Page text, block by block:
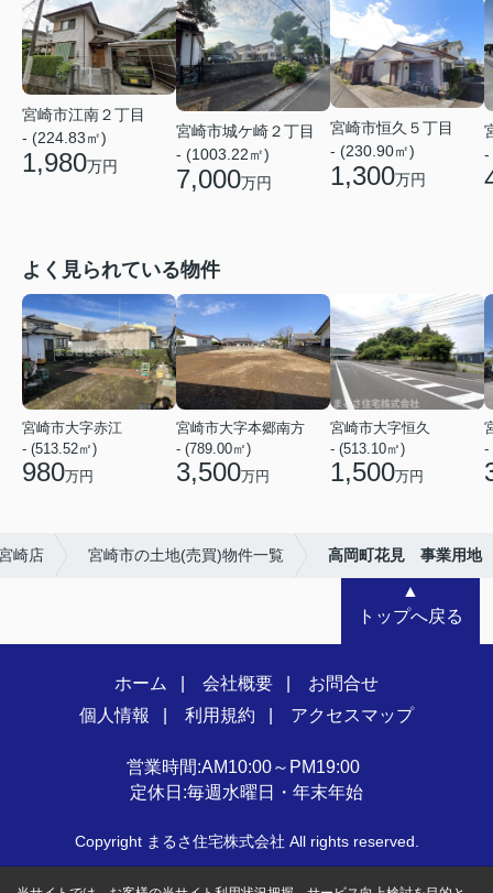
宮崎市江南２丁目
- (224.83㎡)
1,980万円
宮崎市城ケ崎２丁目
- (1003.22㎡)
7,000万円
宮崎市恒久５丁目
- (230.90㎡)
1,300万円
-
よく見られている物件
宮崎市大字赤江
- (513.52㎡)
980万円
宮崎市大字本郷南方
- (789.00㎡)
3,500万円
宮崎市大字恒久
- (513.10㎡)
1,500万円
-
崎店 宮崎市の土地(売買)物件一覧 高岡町花見 事業用地
▲
トップへ戻る
ホーム 会社概要
お問合せ
個人情報
利用規約 アクセスマップ
営業時間:AM10:00～PM19:00
定休日:毎週水曜日・年末年始
Copyright まるさ住宅株式会社 All rights reserved.